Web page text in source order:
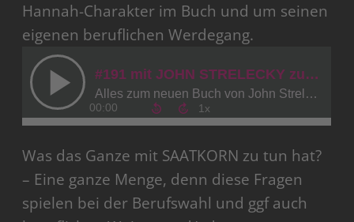
Hannah-Charakter im Buch und um seinen
eigenen beruflichen Werdegang.
Was das Ganze mit SAATKORN zu tun hat?
– Eine ganze Menge, denn diese Fragen
spielen bei der Berufswahl und ggf auch